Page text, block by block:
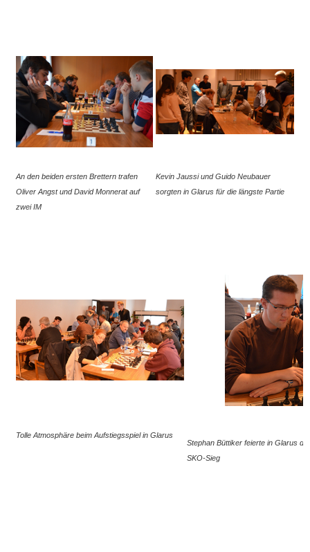
An den beiden ersten Brettern trafen
Oliver Angst und David Monnerat auf
zwei IM
Kevin Jaussi und Guido Neubauer
sorgten in Glarus für die längste Partie
Tolle Atmosphäre beim Aufstiegsspiel in Glarus
Stephan Büttiker feierte in Glarus
SKO-Sieg